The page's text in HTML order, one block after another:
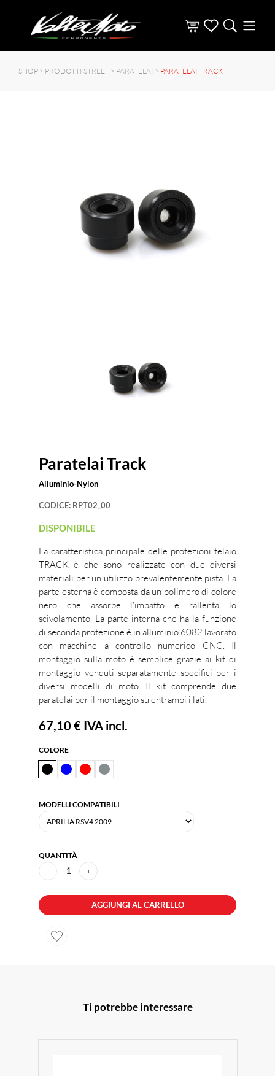
SHOP > PRODOTTI STREET > PARATELAI > PARATELAI TRACK
Paratelai Track
Alluminio-Nylon
CODICE: RPT02_00
DISPONIBILE
La caratteristica principale delle protezioni telaio
TRACK è che sono realizzate con due diversi
materiali per un utilizzo prevalentemente pista. La
parte esterna è composta da un polimero di colore
nero che assorbe l'impatto e rallenta lo
scivolamento. La parte interna che ha la funzione
di seconda protezione è in alluminio 6082 lavorato
con macchine a controllo numerico CNC. Il
montaggio sulla moto è semplice grazie ai kit di
montaggio venduti separatamente specifici per i
diversi modelli di moto. Il kit comprende due
paratelai per il montaggio su entrambi i lati.
67,10 € IVA incl.
COLORE
MODELLI COMPATIBILI
QUANTITÀ
- 1 +
AGGIUNGI AL CARRELLO
Ti potrebbe interessare